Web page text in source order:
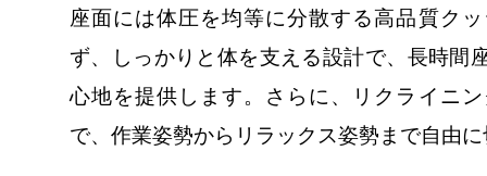
座面には体圧を均等に分散する高品質ク
ず、しっかりと体を支える設計で、長時間
心地を提供します。さらに、リクライニ
で、作業姿勢からリラックス姿勢まで自由